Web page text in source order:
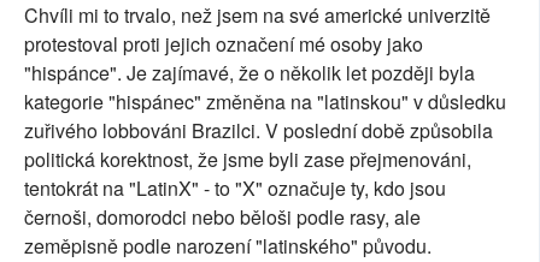
Chvíli mi to trvalo, než jsem na své americké univerzitě
protestoval proti jejich označení mé osoby jako
"hispánce". Je zajímavé, že o několik let později byla
kategorie "hispánec" změněna na "latinskou" v důsledku
zuřivého lobbováni Brazilci. V poslední době způsobila
politická korektnost, že jsme byli zase přejmenováni,
tentokrát na "LatinX" - to "X" označuje ty, kdo jsou
černoši, domorodci nebo běloši podle rasy, ale
zeměpisně podle narození "latinského" původu.